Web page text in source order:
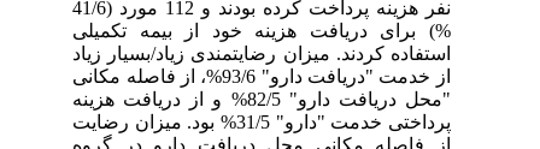
نفر هزینه پرداخت کرده بودند و 112 مورد (41/6
%) برای دریافت هزینه خود از بیمه تکمیلی
استفاده کردند. میزان رضایتمندی زیاد/بسیار زیاد
از خدمت "دریافت دارو" 93/6%، از فاصله مکانی
"محل دریافت دارو" 82/5% و از دریافت هزینه
پرداختی خدمت "دارو" 31/5% بود. میزان رضایت
از فاصله مکانی محل دریافت دارو در گروه